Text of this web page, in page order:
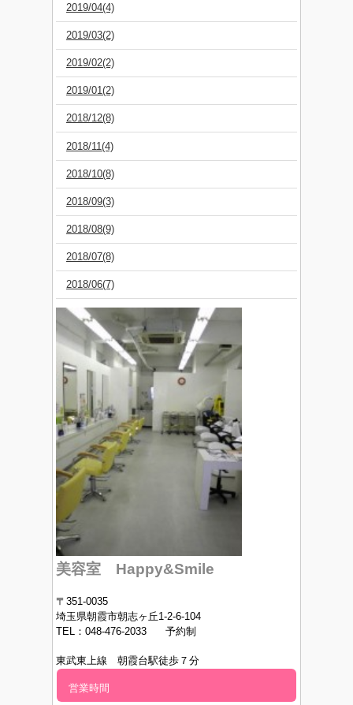
2019/04(4)
2019/03(2)
2019/02(2)
2019/01(2)
2018/12(8)
2018/11(4)
2018/10(8)
2018/09(3)
2018/08(9)
2018/07(8)
2018/06(7)
美容室 Happy&Smile
〒351-0035
埼玉県朝霞市朝志ヶ丘1-2-6-104
TEL：048-476-2033 予約制
東武東上線 朝霞台駅徒歩７分
営業時間